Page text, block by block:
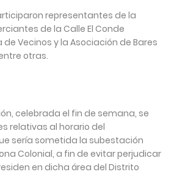
representantes de la
de la Calle El Conde
Vecinos y la Asociación de Bares
otras.
celebrada el fin de semana, se
relativas al horario del
sería sometida la subestación
Colonial, a fin de evitar perjudicar
en dicha área del Distrito